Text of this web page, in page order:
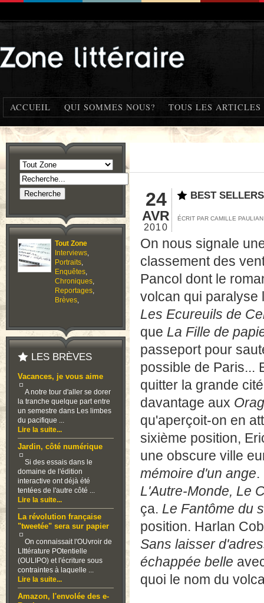
ACCUEIL QUI SOMMES NOUS? TOUS LES ARTICLES
Tout Zone
Interviews,
Portraits,
Enquêtes,
Chroniques,
Reportages,
Brèves,
LES BRÈVES
Vacances, je vous aime
A notre tour d'aller se dorer
la tranche quelque part entre
un semestre dans Les limbes
du pacifique ...
Lire la suite...
Jardin, côté numérique
Si des essais dans le
domaine de l'édition
interactive ont déjà été
tentées de l'autre côté ...
Lire la suite...
La révolution française
"tweetée" sera sur papier
On connaissait l'OUvroir de
LIttérature POtentielle
(OULIPO) et l'écriture sous
contraintes à laquelle ...
Lire la suite...
Amazon, l'envolée des e-
24
AVR
2010
BEST
ÉCRIT PAR CAMILLE
On nous signale
classement des
Pancol dont le
volcan qui paralyse
Les Ecureuils de
que La Fille de
passeport pour
possible de Paris...
quitter la grande
davantage aux
qu'aperçoit-on en
sixième position,
une obscure ville
mémoire d'un ange.
L'Autre-Monde, Le
ça. Le Fantôme du
position. Harlan
Sans laisser
échappée belle
quoi le nom du